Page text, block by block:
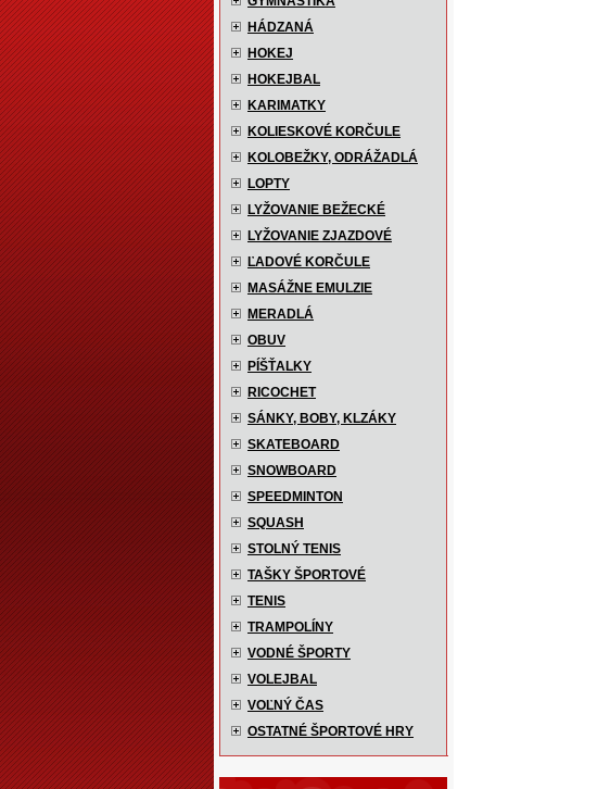
HÁDZANÁ
HOKEJ
HOKEJBAL
KARIMATKY
KOLIESKOVÉ KORČULE
KOLOBEŽKY, ODRÁŽADLÁ
LOPTY
LYŽOVANIE BEŽECKÉ
LYŽOVANIE ZJAZDOVÉ
ĽADOVÉ KORČULE
MASÁŽNE EMULZIE
MERADLÁ
OBUV
PÍŠŤALKY
RICOCHET
SÁNKY, BOBY, KLZÁKY
SKATEBOARD
SNOWBOARD
SPEEDMINTON
SQUASH
STOLNÝ TENIS
TAŠKY ŠPORTOVÉ
TENIS
TRAMPOLÍNY
VODNÉ ŠPORTY
VOLEJBAL
VOĽNÝ ČAS
OSTATNÉ ŠPORTOVÉ HRY